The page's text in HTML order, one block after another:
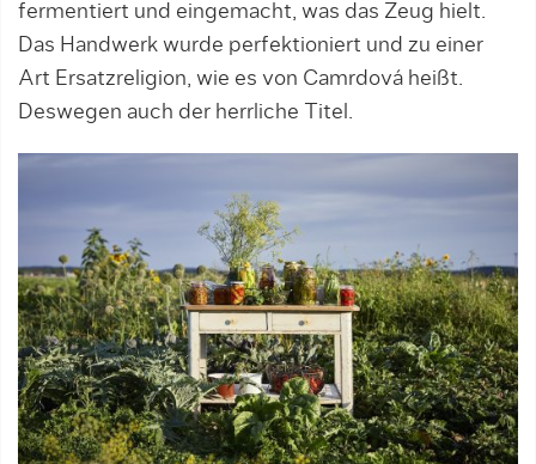
fermentiert und eingemacht, was das Zeug hielt.
Das Handwerk wurde perfektioniert und zu einer
Art Ersatzreligion, wie es von Camrdová heißt.
Deswegen auch der herrliche Titel.